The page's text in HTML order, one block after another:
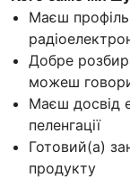
Маєш
Добре
можеш
Маєш досвід
пеленгації
Готовий(а)
продукту